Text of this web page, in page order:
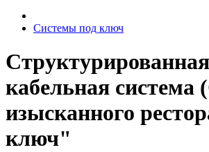
Системы под ключ
Структурированная
кабельная
изысканного
ключ"